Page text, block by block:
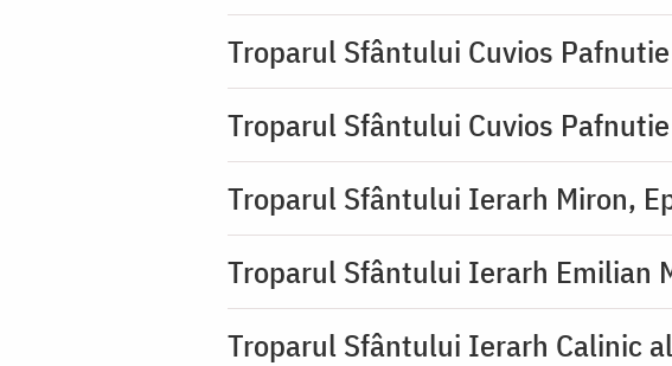
Troparul Sfântului Cuvios
Troparul Sfântului Cuvios
Troparul Sfântului Ierarh Miron,
Troparul Sfântului Ierarh Emilian
Troparul Sfântului Ierarh Calinic